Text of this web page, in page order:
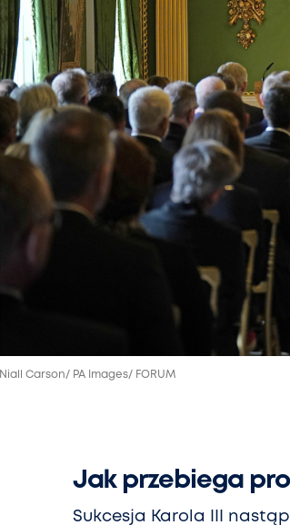
Niall Carson/ PA Images/ FORUM
Jak przebiega
Sukcesja Karola III